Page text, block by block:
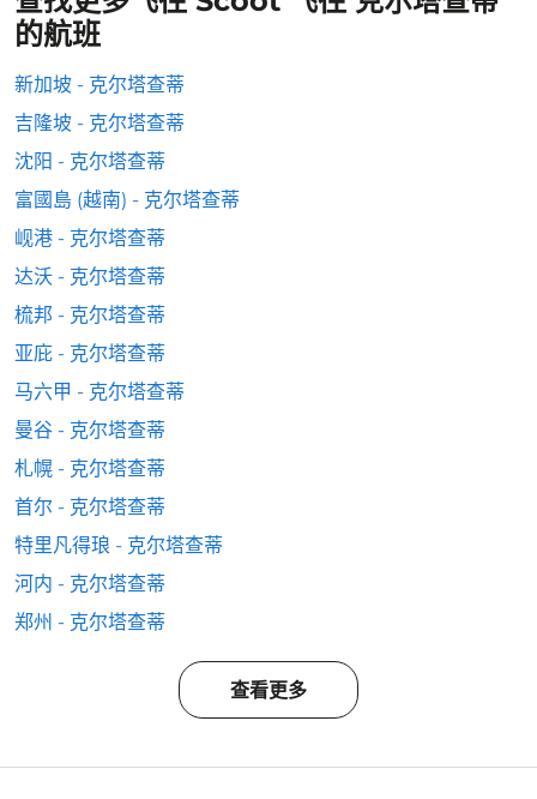
的航班
新加坡 - 克尔塔查蒂
吉隆坡 - 克尔塔查蒂
沈阳 - 克尔塔查蒂
富國島 (越南) - 克尔塔查蒂
岘港 - 克尔塔查蒂
达沃 - 克尔塔查蒂
梳邦 - 克尔塔查蒂
亚庇 - 克尔塔查蒂
马六甲 - 克尔塔查蒂
曼谷 - 克尔塔查蒂
札幌 - 克尔塔查蒂
首尔 - 克尔塔查蒂
特里凡得琅 - 克尔塔查蒂
河内 - 克尔塔查蒂
郑州 - 克尔塔查蒂
查看更多